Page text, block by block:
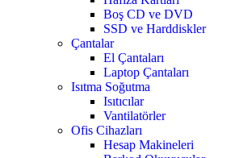
Boş CD ve DVD
SSD ve Harddiskler
Çantalar
El Çantaları
Laptop Çantaları
Isıtma Soğutma
Isıtıcılar
Vantilatörler
Ofis Cihazları
Hesap Makineleri